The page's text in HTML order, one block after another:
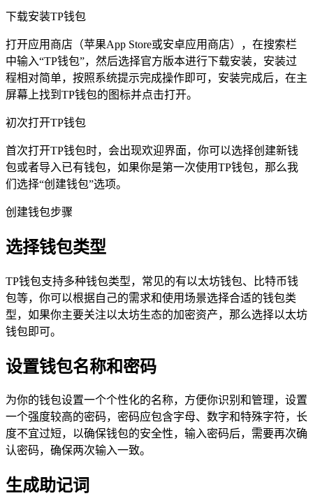
下载安装TP钱包
打开应用商店（苹果App Store或安卓应用商店），在搜索栏
中输入“TP钱包”，然后选择官方版本进行下载安装，安装过
程相对简单，按照系统提示完成操作即可，安装完成后，在主
屏幕上找到TP钱包的图标并点击打开。
初次打开TP钱包
首次打开TP钱包时，会出现欢迎界面，你可以选择创建新钱
包或者导入已有钱包，如果你是第一次使用TP钱包，那么我
们选择“创建钱包”选项。
创建钱包步骤
选择钱包类型
TP钱包支持多种钱包类型，常见的有以太坊钱包、比特币钱
包等，你可以根据自己的需求和使用场景选择合适的钱包类
型，如果你主要关注以太坊生态的加密资产，那么选择以太坊
钱包即可。
设置钱包名称和密码
为你的钱包设置一个个性化的名称，方便你识别和管理，设置
一个强度较高的密码，密码应包含字母、数字和特殊字符，长
度不宜过短，以确保钱包的安全性，输入密码后，需要再次确
认密码，确保两次输入一致。
生成助记词